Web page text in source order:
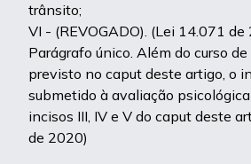
trânsito;
VI - (REVOGADO). (Lei 14.071 de
Parágrafo único. Além do curso
previsto no caput deste artigo, o
submetido à avaliação
incisos III, IV e V do caput deste
de 2020)